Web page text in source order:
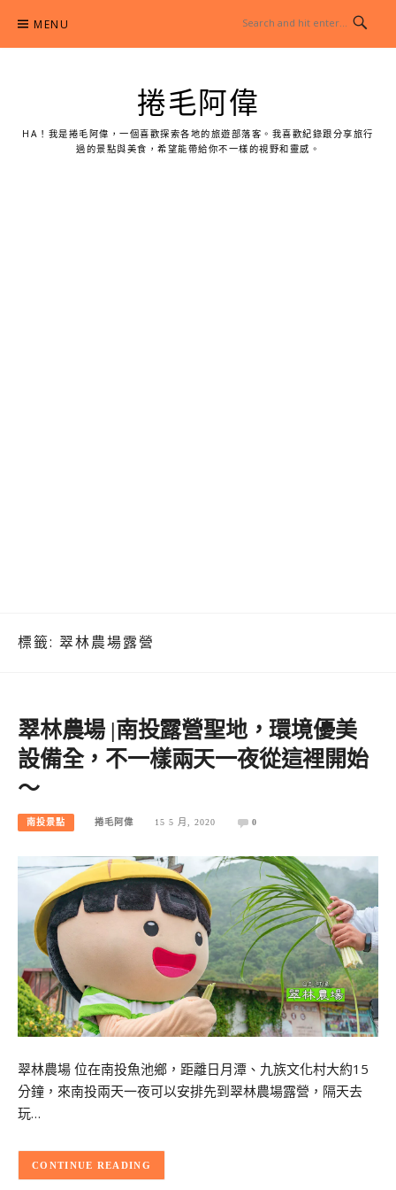
content
MENU
捲毛阿偉
HA！我是捲毛阿偉，一個喜歡探索各地的旅遊部落客。我喜歡紀錄跟分享旅行
過的景點與美食，希望能帶給你不一樣的視野和靈感。
標籤: 翠林農場露營
翠林農場 |南投露營聖地，環境優美
設備全，不一樣兩天一夜從這裡開始
～
南投景點 捲毛阿偉 15 5 月, 2020 0
翠林農場 位在南投魚池鄉，距離日月潭、九族文化村大約15
分鐘，來南投兩天一夜可以安排先到翠林農場露營，隔天去
玩…
CONTINUE READING